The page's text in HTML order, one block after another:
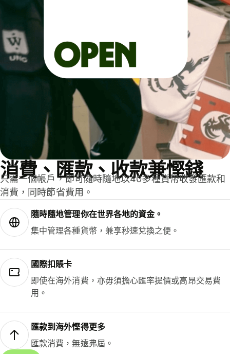
消費、匯款、收款兼慳錢
只需一個帳戶，即可隨時隨地以40多種貨幣收發匯款和
消費，同時節省費用。
隨時隨地管理你在世界各地的資金。
集中管理各種貨幣，兼享秒速兌換之便。
國際扣賬卡
即使在海外消費，亦毋須擔心匯率提價或高昂交易費
用。
匯款到海外慳得更多
匯款消費，無遠弗屆。